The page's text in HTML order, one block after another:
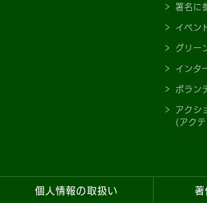
署名に
イベン
グリー
インタ
ボラン
アクシ
(アク
個人情報の取扱い 著